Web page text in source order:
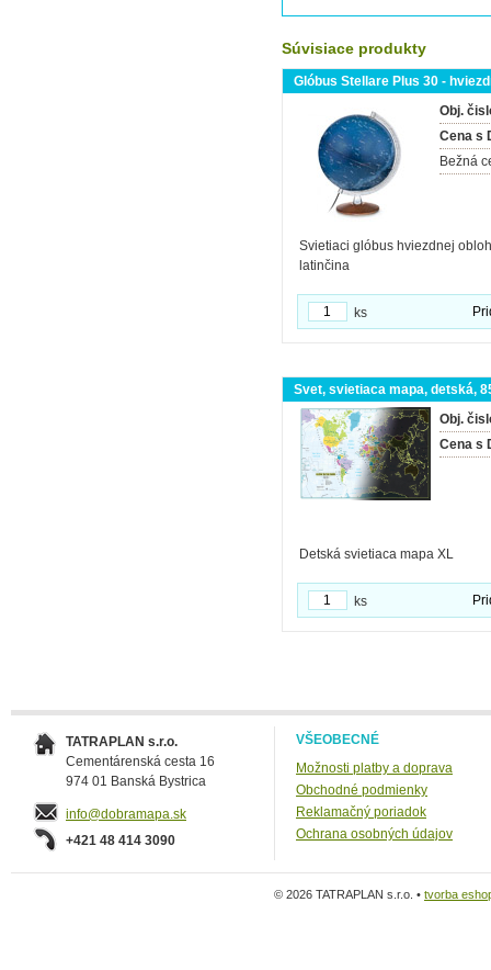
Súvisiace produkty
Glóbus Stellare Plus 30 -
Obj.
Cena s
Bežná
Svietiaci glóbus hviezdnej
latinčina
ks
Svet, svietiaca mapa, detská,
Obj.
Cena s
Detská svietiaca mapa XL
ks
TATRAPLAN s.r.o.
Cementárenská cesta 16
974 01 Banská Bystrica
info@dobramapa.sk
+421 48 414 3090
VŠEOBECNÉ
Možnosti platby a doprava
Obchodné podmienky
Reklamačný poriadok
Ochrana osobných údajov
© 2026 TATRAPLAN s.r.o. • tvorba